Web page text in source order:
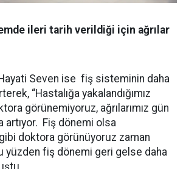
ileri tarih verildiği için ağrılar
Seven ise fiş sisteminin daha
“Hastalığa yakalandığımız
görünemiyoruz, ağrılarımız gün
artıyor. Fiş dönemi olsa
gibi doktora görünüyoruz zaman
yüzden fiş dönemi geri gelse daha